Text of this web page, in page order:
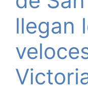
llegan